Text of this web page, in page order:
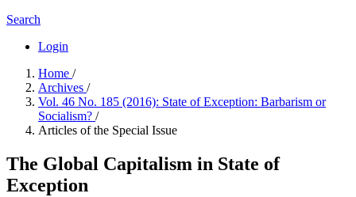
Search
Login
Home /
Archives /
Vol. 46 No. 185 (2016): State of Exception: Barbarism or
Socialism? /
Articles of the Special Issue
The Global Capitalism in State of
Exception